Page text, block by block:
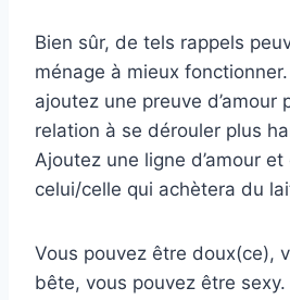
Bien sûr, de tels rappels
ménage à mieux
ajoutez une preuve d’amour
relation à se dérouler plus
Ajoutez une ligne d’amour
celui/celle qui achètera du
Vous pouvez être doux(ce),
bête, vous pouvez être